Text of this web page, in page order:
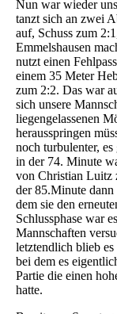
Nun war wieder
tanzt sich an zwei
auf, Schuss zum
Emmelshausen
nutzt einen
einem 35 Meter
zum 2:2. Das war
sich unsere
liegengelassenen
herausspringen
noch turbulenter,
in der 74. Minute
von Christian Luitz
der 85.Minute
dem sie den
Schlussphase war
Mannschaften
letztendlich blieb
bei dem es
Partie die einen
hatte.